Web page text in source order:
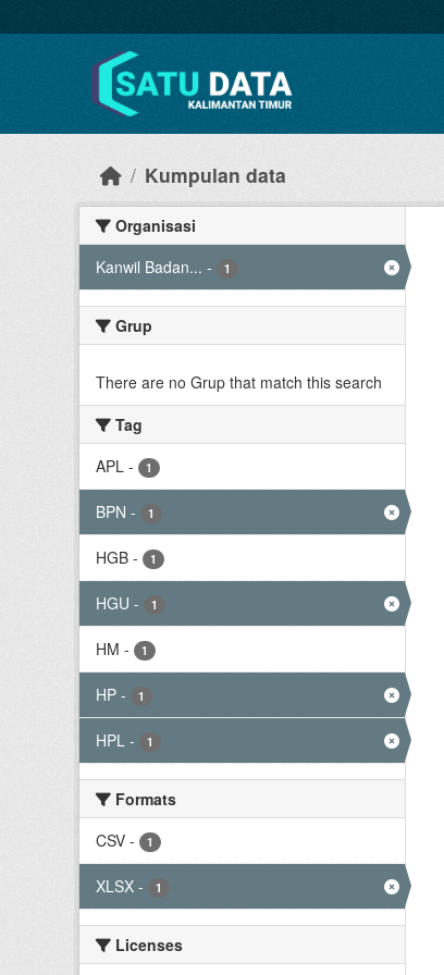
Kumpulan data
Organisasi
Kanwil Badan... - 1
Grup
There are no Grup that match this search
Tag
APL - 1
BPN - 1
HGB - 1
HGU - 1
HM - 1
HP - 1
HPL - 1
Formats
CSV - 1
XLSX - 1
Licenses